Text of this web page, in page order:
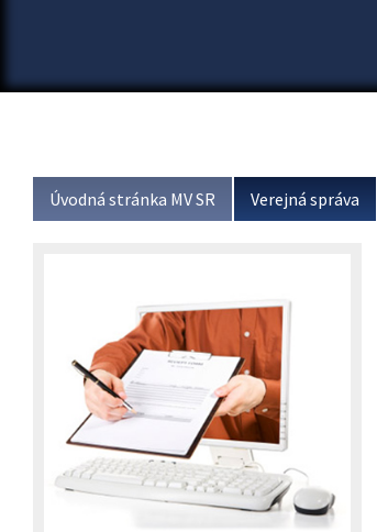
Úvodná stránka MV SR Verejná správa